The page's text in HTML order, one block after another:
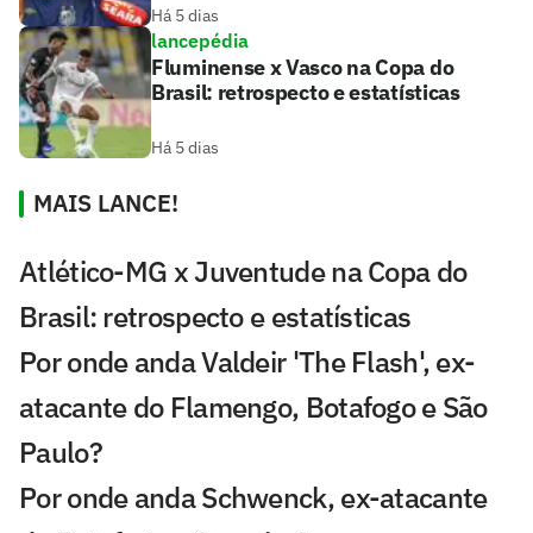
Há 5 dias
lancepédia
Fluminense x Vasco na Copa do
Brasil: retrospecto e estatísticas
Há 5 dias
MAIS LANCE!
Atlético-MG x Juventude na Copa do
Brasil: retrospecto e estatísticas
Por onde anda Valdeir 'The Flash', ex-
atacante do Flamengo, Botafogo e São
Paulo?
Por onde anda Schwenck, ex-atacante